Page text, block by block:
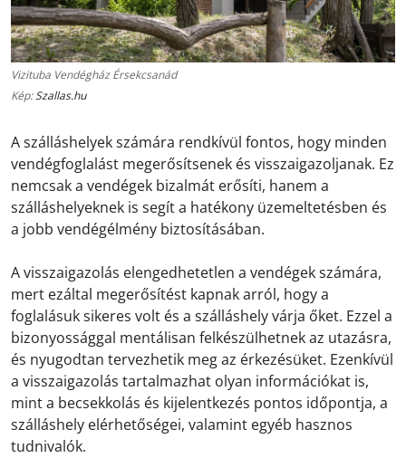
Vizituba Vendégház Érsekcsanád
Kép:Szallas.hu
A szálláshelyek számára rendkívül fontos, hogy minden
vendégfoglalást megerősítsenek és visszaigazoljanak. Ez
nemcsak a vendégek bizalmát erősíti, hanem a
szálláshelyeknek is segít a hatékony üzemeltetésben és
a jobb vendégélmény biztosításában.
A visszaigazolás elengedhetetlen a vendégek számára,
mert ezáltal megerősítést kapnak arról, hogy a
foglalásuk sikeres volt és a szálláshely várja őket. Ezzel a
bizonyossággal mentálisan felkészülhetnek az utazásra,
és nyugodtan tervezhetik meg az érkezésüket. Ezenkívül
a visszaigazolás tartalmazhat olyan információkat is,
mint a becsekkolás és kijelentkezés pontos időpontja, a
szálláshely elérhetőségei, valamint egyéb hasznos
tudnivalók.